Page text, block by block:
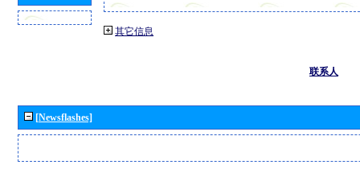
其它信息
联系人
[Newsflashes]